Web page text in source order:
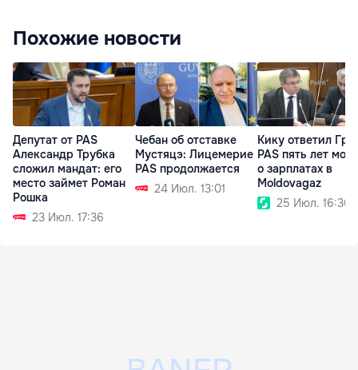
Похожие новости
Депутат от PAS
Александр Трубка
сложил мандат: его
место займет Роман
Рошка
23 Июл. 17:36
Чебан об отставке
Мустяцэ: Лицемерие
PAS продолжается
24 Июл. 13:01
Кику ответил
PAS пять лет
о зарплатах в
Moldovagaz
25 Июл. 16:30